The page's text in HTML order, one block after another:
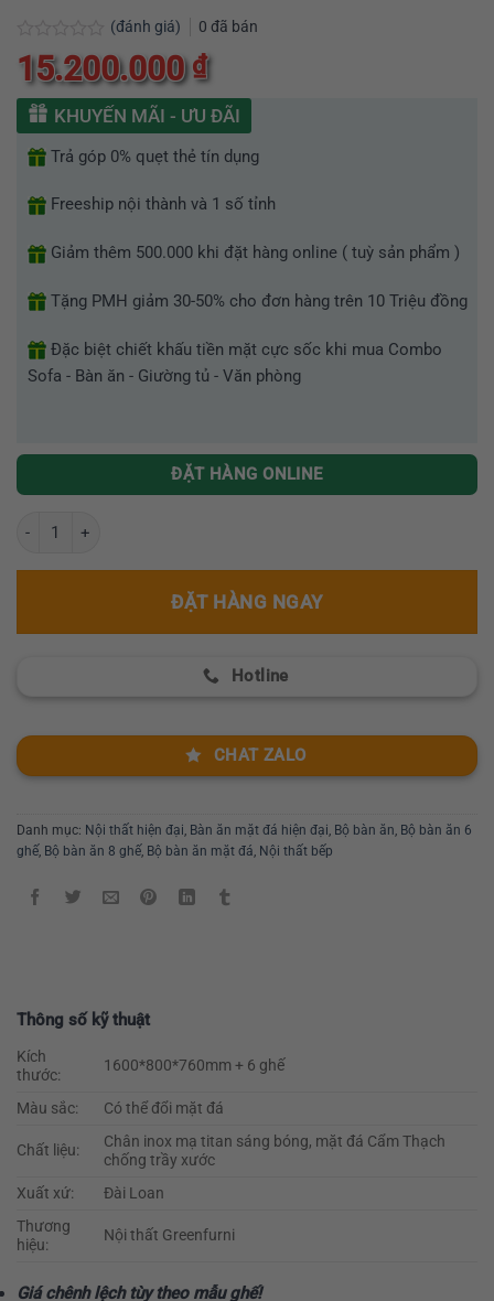
Được
xếp
hạng
(đánh giá) 0 đã bán
15.200.000₫
KHUYẾN MÃI - ƯU ĐÃI
Trả góp 0% quẹt thẻ tín dụng
Freeship nội thành và 1 số tỉnh
Giảm thêm 500.000 khi đặt hàng online ( tuỳ sản phẩm )
Tặng PMH giảm 30-50% cho đơn hàng trên 10 Triệu đồng
Đặc biệt chiết khấu tiền mặt cực sốc khi mua Combo
Sofa - Bàn ăn - Giường tủ - Văn phòng
ĐẶT HÀNG ONLINE
ĐẶT HÀNG NGAY
Hotline
CHAT ZALO
Danh mục: Nội thất hiện đại, Bàn ăn mặt đá hiện đại, Bộ bàn ăn, Bộ bàn ăn 6
ghế, Bộ bàn ăn 8 ghế, Bộ bàn ăn mặt đá, Nội thất bếp
Thông số kỹ thuật
Kích
thước:
1600*800*760mm + 6 ghế
Màu sắc: Có thể đổi mặt đá
Chất liệu:
Chân inox mạ titan sáng bóng, mặt đá Cẩm Thạch
chống trầy xước
Xuất xứ:
Đài Loan
Thương
hiệu:
Nội thất Greenfurni
Giá chênh lệch tùy theo mẫu ghế!